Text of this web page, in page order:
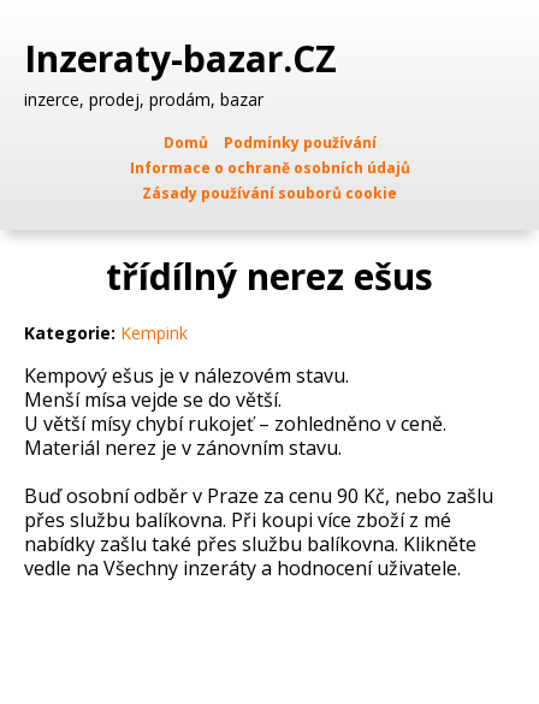
Inzeraty-bazar.CZ
inzerce, prodej, prodám, bazar
Domů
Podmínky používání
Informace o ochraně osobních údajů
Zásady používání souborů cookie
třídílný nerez ešus
Kategorie: Kempink
Kempový ešus je v nálezovém stavu.
Menší mísa vejde se do větší.
U větší mísy chybí rukojeť – zohledněno v ceně.
Materiál nerez je v zánovním stavu.
Buď osobní odběr v Praze za cenu 90 Kč, nebo zašlu
přes službu balíkovna. Při koupi více zboží z mé
nabídky zašlu také přes službu balíkovna. Klikněte
vedle na Všechny inzeráty a hodnocení uživatele.